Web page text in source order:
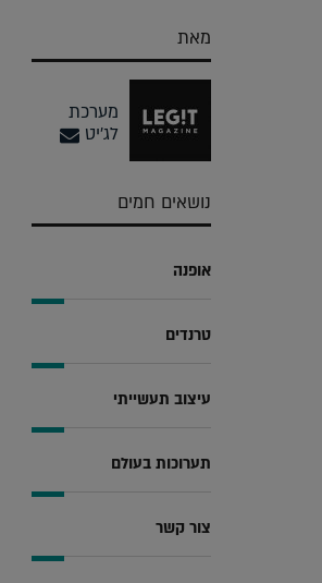
מאת
מערכת
לג'יט
נושאים חמים
אופנה
טרנדים
עיצוב תעשייתי
תערוכות בעולם
צור קשר